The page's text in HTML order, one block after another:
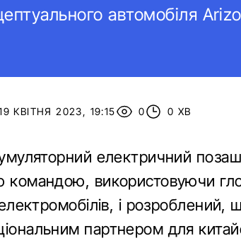
автомобіля
КВІТНЯ 2023, 19:15 0 0 ХВ
електричний
командою, використовуючи
і розроблений,
партнером для